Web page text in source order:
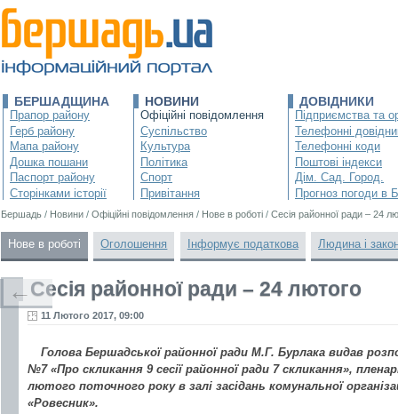
БЕРШАДЩИНА
Прапор району
Герб району
Мапа району
Дошка пошани
Паспорт району
Сторінками історії
НОВИНИ
Офіційні повідомлення
Суспільство
Культура
Політика
Спорт
Привітання
ДОВІДНИКИ
Підприємства та
Телефонні
Телефонні коди
Поштові індекси
Дім. Сад. Город.
Прогноз погоди в
Бершадь / Новини / Офіційні повідомлення / Нове в роботі / Сесія районної ради – 24
Нове в роботі Оголошення Інформує податкова Людина і
Сесія районної ради – 24 лютого
11 Лютого 2017, 09:00
Голова Бершадської районної ради М.Г. Бурлака видав
№7 «Про скликання 9 сесії районної ради 7 скликання»,
лютого поточного року в залі засідань комунальної
«Ровесник».
←